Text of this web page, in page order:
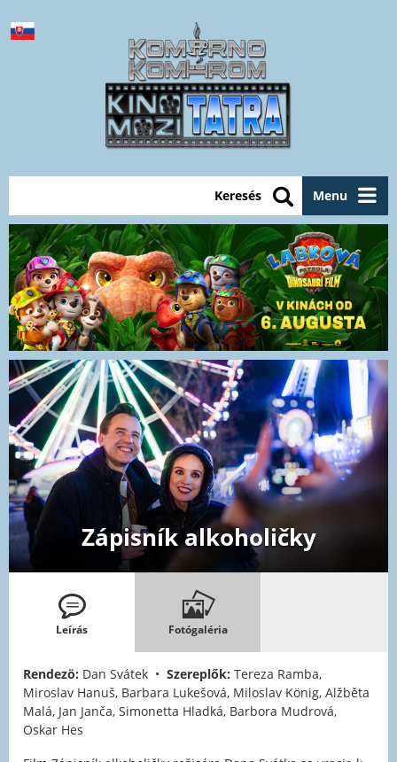
Menu
Keresés
Zápisník alkoholičky
Leírás Fotógaléria
Rendezö: Dan Svátek • Szereplők: Tereza Ramba,
Miroslav Hanuš, Barbara Lukešová, Miloslav König, Alžběta
Malá, Jan Janča, Simonetta Hladká, Barbora Mudrová,
Oskar Hes